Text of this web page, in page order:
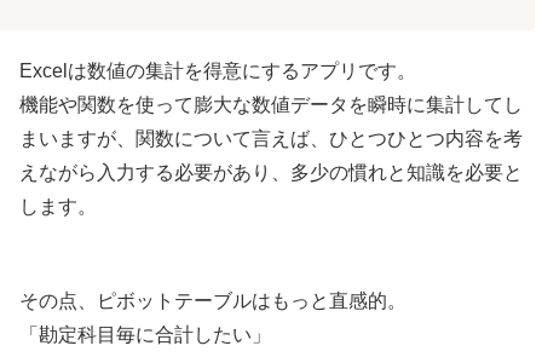
Excelは数値の集計を得意にするアプリです。
機能や関数を使って膨大な数値データを瞬時に集計してし
まいますが、関数について言えば、ひとつひとつ内容を考
えながら入力する必要があり、多少の慣れと知識を必要と
します。
その点、ピボットテーブルはもっと直感的。
「勘定科目毎に合計したい」